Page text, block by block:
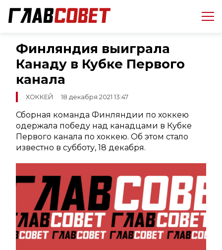
Финляндия выиграла
Канаду в Кубке Первого
канала
ХОККЕЙ 18 декабря 2021 13:47
Сборная команда Финляндии по хоккею
одержала победу над канадцами в Кубке
Первого канала по хоккею. Об этом стало
известно в субботу, 18 декабря.